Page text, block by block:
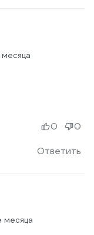
Ответить
0 0
месяца